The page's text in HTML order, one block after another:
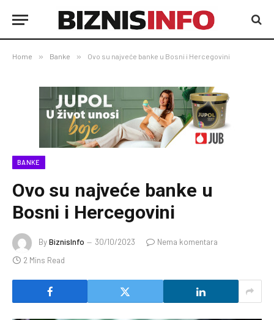
Home » Banke » Ovo su najveće banke u Bosni i Hercegovini
BANKE
Ovo su najveće banke u
Bosni i Hercegovini
ByBiznisInfo 30/10/2023
Nema komentara
2 Mins Read